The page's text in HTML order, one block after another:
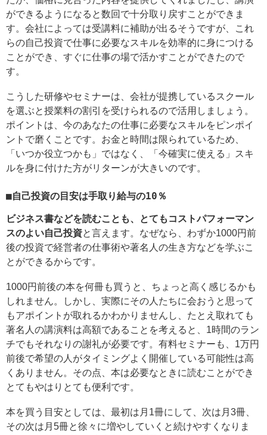
ができるようになると数回で十分取り戻すことができま
す。会社によっては受講料に補助が出るそうですが、これ
らの自己投資で仕事に必要なスキルを効率的に身につける
ことができ、すぐに仕事の場で活かすことができたので
す。
こうした研修やセミナーは、会社が提携しているスクール
を選ぶと授業料の割引を受けられるので活用しましょう。
ポイントは、今のあなたの仕事に必要なスキルをピンポイ
ントで磨くことです。お金と時間は限られているため、
「いつか役立つかも」ではなく、「今確実に使える」スキ
ルを身に付けた方がリターンが大きいのです。
■自己投資の目安は手取り給与の10％
ビジネス書などを読むことも、とてもコストパフォーマン
スのよい自己投資と言えます。なぜなら、わずか1000円前
後の投資で経営者の仕事術や著名人の生き方などを学ぶこ
とができるからです。
1000円前後の本を何冊も買うと、ちょっと高く感じるかも
しれません。しかし、実際にその人たちに会おうと思って
もアポイントが取れるかわかりませんし、たとえ取れても
著名人の講演料は高額であることを考えると、1時間のラン
チでもそれなりの謝礼が必要です。有料セミナーも、1万円
前後で希望の人がタイミングよく開催している可能性は高
くありません。その点、本は必要なときに読むことができ
とてもやはりとても便利です。
本を買う目安としては、最初は月1冊にして、次は月3冊、
その次は月5冊と徐々に増やしていくと続けやすくなりま